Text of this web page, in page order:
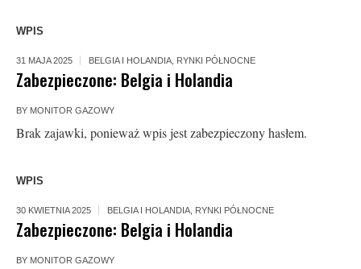
WPIS
31 MAJA 2025 BELGIA I HOLANDIA RYNKI PÓŁNOCNE
Zabezpieczone: Belgia i Holandia
BY MONITOR GAZOWY
Brak zajawki, ponieważ wpis jest zabezpieczony hasłem.
WPIS
30 KWIETNIA 2025 BELGIA I HOLANDIA RYNKI PÓŁNOCNE
Zabezpieczone: Belgia i Holandia
BY MONITOR GAZOWY